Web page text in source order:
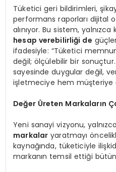
Tüketici geri bildirimleri,
performans raporları dijital
alınıyor. Bu sistem,
hesap verebilirliği de
ifadesiyle: “Tüketici
değil; ölçülebilir bir
sayesinde duygular değil,
işletmeciye hem müşteriye
Değer Üreten Markaların
Yeni sanayi vizyonu,
markalar yaratmayı
kaynağında, tüketiciyle
markanın temsil ettiği